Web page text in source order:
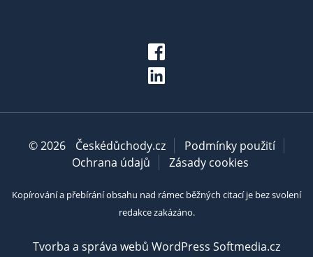
© 2026 Českédůchody.cz
Podmínky použití
Ochrana údajů
Zásady cookies
Kopírování a přebírání obsahu nad rámec běžných citací je bez svolení
redakce zakázáno.
Tvorba a správa webů WordPress Softmedia.cz